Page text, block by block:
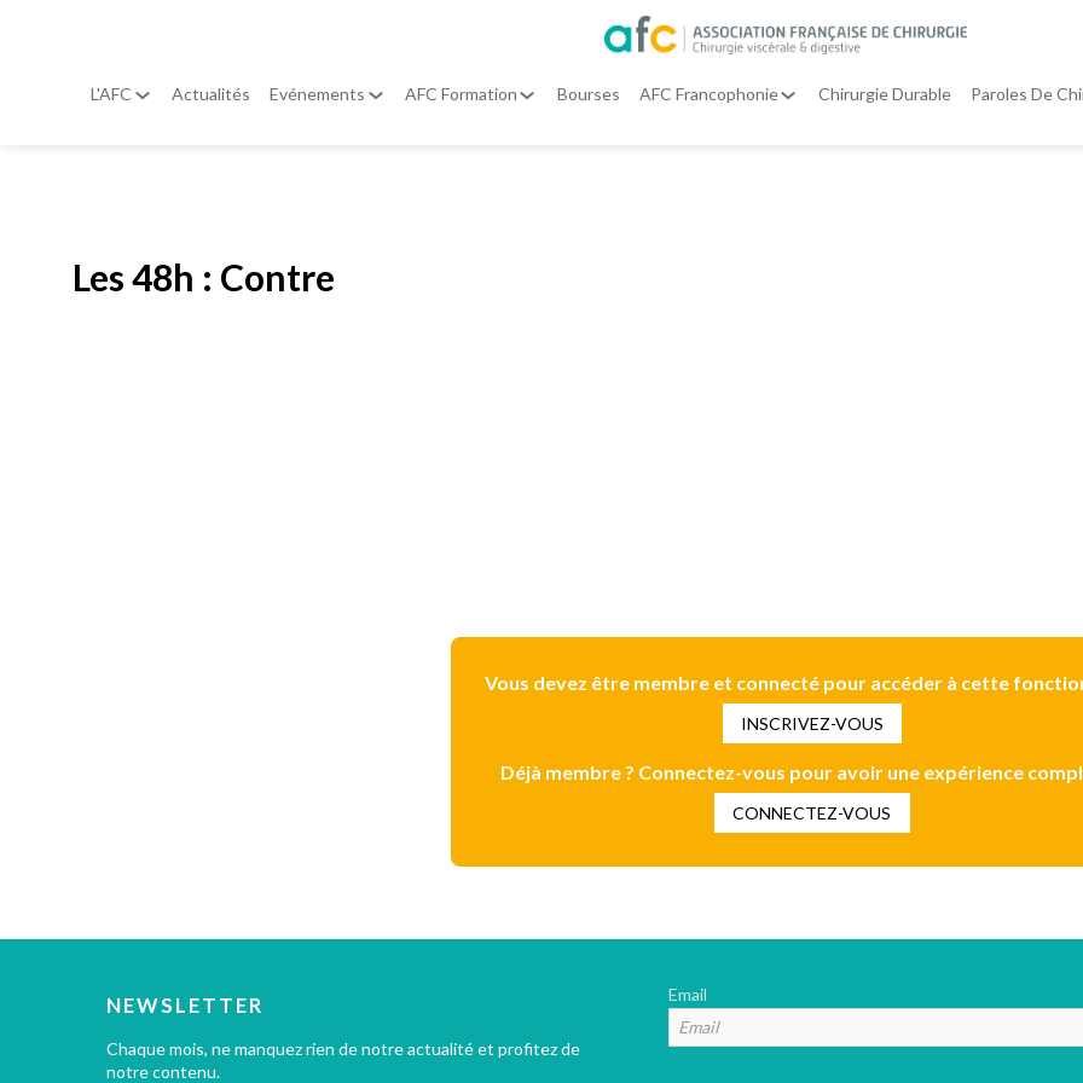
L'AFC Actualités Evénements AFC Formation Bourses AFC Francophonie Chirurgie Durable Paroles De
Les 48h : Contre
Vous devez être membre et connecté pour accéder à cette
INSCRIVEZ-VOUS
Déjà membre ? Connectez-vous pour avoir une expérience
CONNECTEZ-VOUS
NEWSLETTER
Chaque mois, ne manquez rien de notre actualité et profitez de
notre contenu.
Email